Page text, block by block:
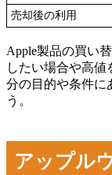
売却後の利用
Apple製品の買い
したい場合や高
分の目的や条件に
う。
アップル